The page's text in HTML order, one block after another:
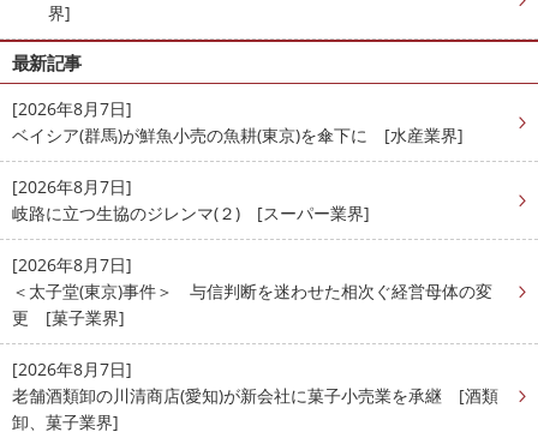
界]
最新記事
[2026年8月7日]
ベイシア(群馬)が鮮魚小売の魚耕(東京)を傘下に [水産業界]
[2026年8月7日]
岐路に立つ生協のジレンマ(２) [スーパー業界]
[2026年8月7日]
＜太子堂(東京)事件＞ 与信判断を迷わせた相次ぐ経営母体の変
更 [菓子業界]
[2026年8月7日]
老舗酒類卸の川清商店(愛知)が新会社に菓子小売業を承継 [酒類
卸、菓子業界]